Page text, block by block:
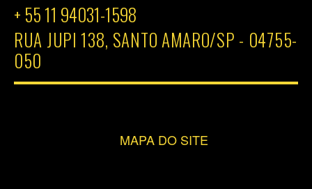
+ 55 11 94031-1598
RUA JUPI 138, SANTO AMARO/SP - 04755-
050
MAPA DO SITE